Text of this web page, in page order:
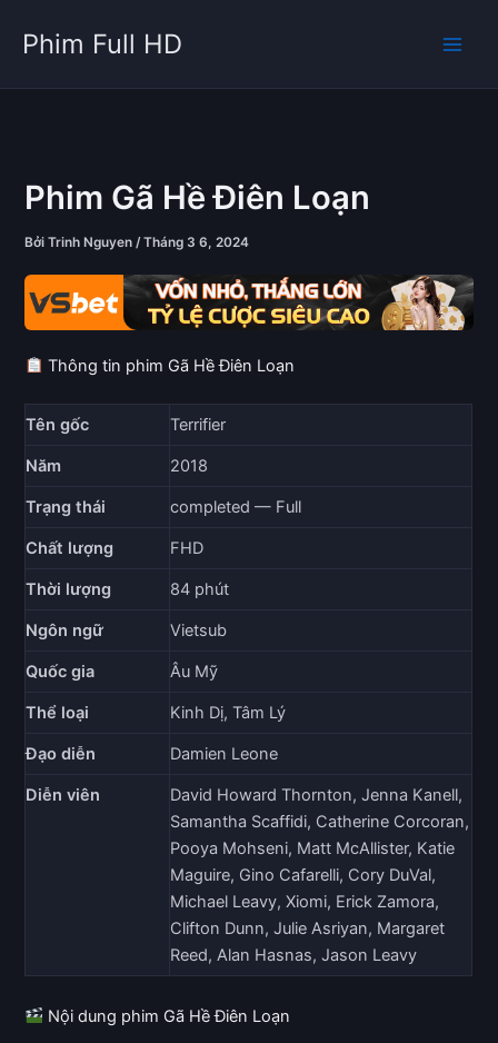
dung
Phim Full HD
Phim Gã Hề Điên Loạn
BởiTrinh Nguyen/Tháng 3 6, 2024
Thông tin phim Gã Hề Điên Loạn
Tên gốc Terrifier
Năm 2018
Trạng thái completed — Full
Chất lượng FHD
Thời lượng 84 phút
Ngôn ngữ Vietsub
Quốc gia Âu Mỹ
Thể loại Kinh Dị, Tâm Lý
Đạo diễn Damien Leone
Diễn viên
David Howard Thornton, Jenna Kanell,
Samantha Scaffidi, Catherine Corcoran,
Pooya Mohseni, Matt McAllister, Katie
Maguire, Gino Cafarelli, Cory DuVal,
Michael Leavy, Xiomi, Erick Zamora,
Clifton Dunn, Julie Asriyan, Margaret
Reed, Alan Hasnas, Jason Leavy
Nội dung phim Gã Hề Điên Loạn